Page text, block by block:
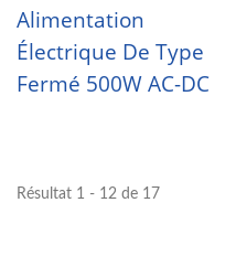
Alimentation
Électrique De Type
Fermé 500W AC-DC
Résultat 1 - 12 de 17